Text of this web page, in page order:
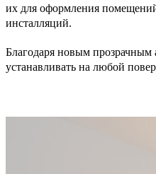
их для оформления
инсталляций.
Благодаря новым прозрачным
устанавливать на любой